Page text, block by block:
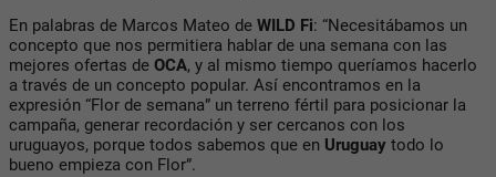
En palabras de Marcos Mateo de WILD Fi: “Necesitábamos un
concepto que nos permitiera hablar de una semana con las
mejores ofertas de OCA, y al mismo tiempo queríamos hacerlo
a través de un concepto popular. Así encontramos en la
expresión “Flor de semana” un terreno fértil para posicionar la
campaña, generar recordación y ser cercanos con los
uruguayos, porque todos sabemos que en Uruguay todo lo
bueno empieza con Flor”.